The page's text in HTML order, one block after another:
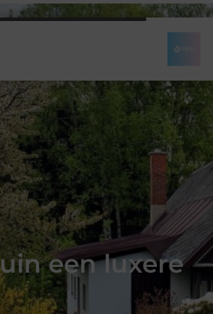
een luxere